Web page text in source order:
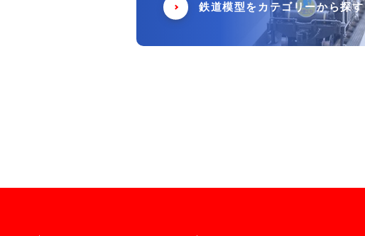
鉄道模型をカテゴリーから探す